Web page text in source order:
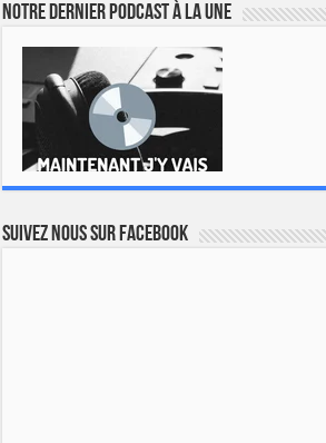
Notre dernier podcast à la une
Suivez nous sur Facebook